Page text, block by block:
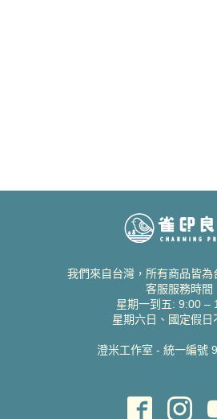
我們來自台灣，所有商品皆為
客服服務時間
星期一到五: 9:00 –
星期六日、國定假日
澄米工作室 - 統一編號